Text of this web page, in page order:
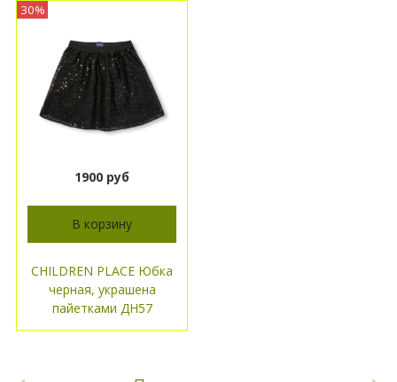
30%
1900 руб
В корзину
CHILDREN PLACE Юбка
черная, украшена
пайетками ДН57